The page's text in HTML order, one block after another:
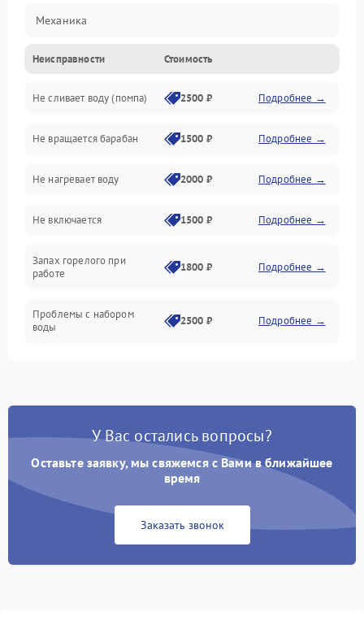
Механика
Электропитание
Водоснабжение
Слив
Программное обеспечение
Неисправности Стоимость
Не сливает воду (помпа) 2500 ₽ Подробнее →
Не вращается барабан 1500 ₽ Подробнее →
Не нагревает воду 2000 ₽ Подробнее →
Не включается 1500 ₽ Подробнее →
Запах горелого при
работе
1800 ₽ Подробнее →
Проблемы с набором
воды
2500 ₽ Подробнее →
Замена платы управления 2200 ₽ Подробнее →
У Вас остались вопросы?
Оставьте заявку, мы свяжемся с Вами в ближайшее
время
Заказать звонок